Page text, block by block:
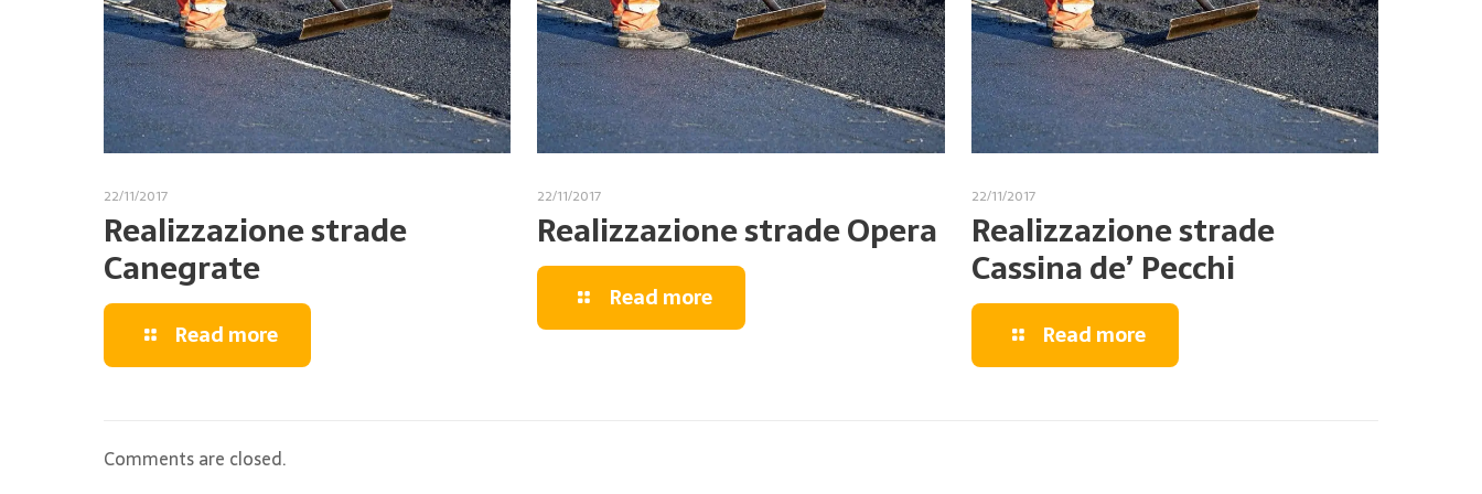
22/11/2017
Realizzazione strade
Canegrate
Read more
22/11/2017
Realizzazione strade Opera
Read more
22/11/2017
Realizzazione strade
Cassina de’ Pecchi
Read more
Comments are closed.